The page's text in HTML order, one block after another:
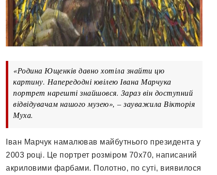
«Родина Ющенків давно хотіла знайти цю
картину. Напередодні ювілею Івана Марчука
портрет нарешті знайшовся. Зараз він доступний
відвідувачам нашого музею», – зауважила Вікторія
Муха.
Іван Марчук намалював майбутнього президента у
2003 році. Це портрет розміром 70х70, написаний
акриловими фарбами. Полотно, по суті, виявилося